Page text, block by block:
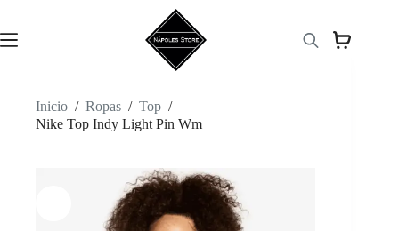
contenido
Inicio / Ropas / Top /
Nike Top Indy Light Pin Wm